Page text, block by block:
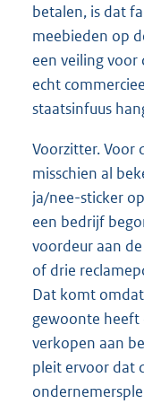
betalen, is dat
meebieden op
een veiling voor
echt
staatsinfuus
Voorzitter. Voor
misschien al
ja/nee-sticker
een bedrijf
voordeur aan
of drie
Dat komt
gewoonte heeft
verkopen aan
pleit ervoor dat